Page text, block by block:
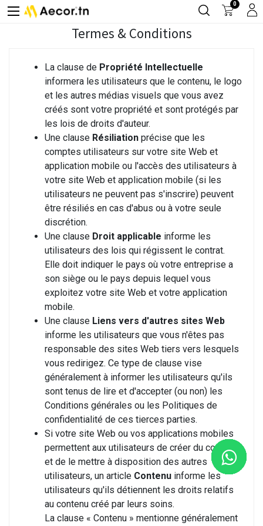
0
Termes & Conditions
La clause de Propriété Intellectuelle
informera les utilisateurs que le contenu, le logo
et les autres médias visuels que vous avez
créés sont votre propriété et sont protégés par
les lois de droits d'auteur.
Une clause Résiliation précise que les
comptes utilisateurs sur votre site Web et
application mobile ou l'accès des utilisateurs à
votre site Web et application mobile (si les
utilisateurs ne peuvent pas s'inscrire) peuvent
être résiliés en cas d'abus ou à votre seule
discrétion.
Une clause Droit applicable informe les
utilisateurs des lois qui régissent le contrat.
Elle doit indiquer le pays où votre entreprise a
son siège ou le pays depuis lequel vous
exploitez votre site Web et votre application
mobile.
Une clause Liens vers d'autres sites Web
informe les utilisateurs que vous n'êtes pas
responsable des sites Web tiers vers lesquels
vous redirigez. Ce type de clause vise
généralement à informer les utilisateurs qu'ils
sont tenus de lire et d'accepter (ou non) les
Conditions générales ou les Politiques de
confidentialité de ces tierces parties.
Si votre site Web ou vos applications mobiles
permettent aux utilisateurs de créer du contenu
et de le mettre à disposition des autres
utilisateurs, un article Contenu informe les
utilisateurs qu'ils détiennent les droits relatifs
au contenu créé par leurs soins.
La clause « Contenu » mentionne généralement